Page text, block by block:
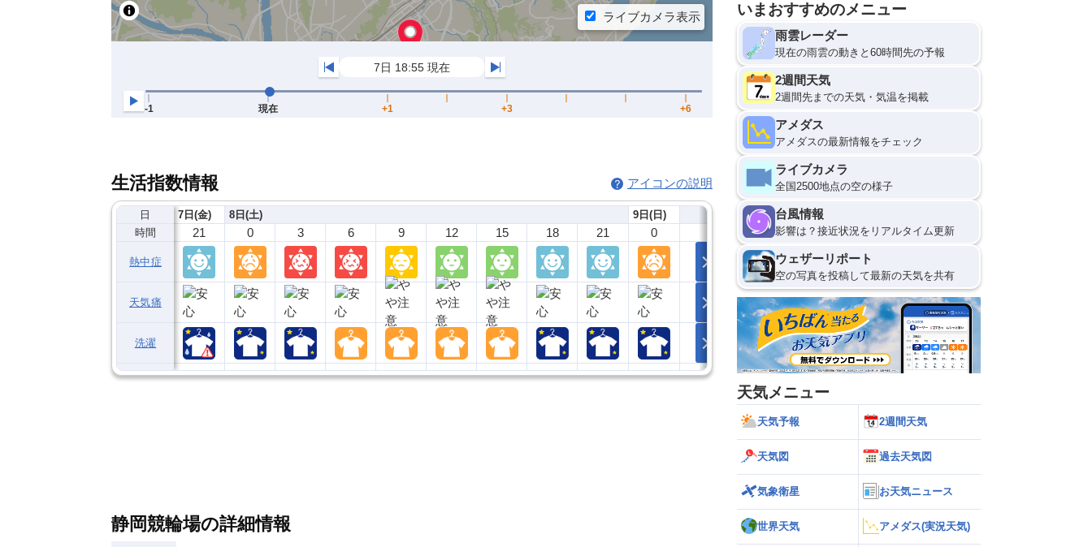
生活指数情報 アイコンの説明
日
時間
熱中症
天気痛
洗濯
7日(金)
21
8日(土)
0 3 6 9 12 15 18 21
9日(日)
0
静岡競輪場の詳細情報
いまおすすめのメニュー
雨雲レーダー
現在の雨雲の動きと60時間先の予報
2週間天気
2週間先までの天気・気温を掲載
アメダス
アメダスの最新情報をチェック
ライブカメラ
全国2500地点の空の様子
台風情報
影響は？接近状況をリアルタイム更新
ウェザーリポート
空の写真を投稿して最新の天気を共有
天気メニュー
天気予報 2週間天気
天気図 過去天気図
気象衛星 お天気ニュース
世界天気 アメダス(実況天気)